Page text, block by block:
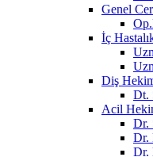
Genel
İç
Diş
Dt.
Acil
Dr.
Dr.
Dr.